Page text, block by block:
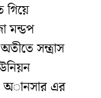
গিয়ে
মন্ডপ
সন্ত্রাস
অানসার এর